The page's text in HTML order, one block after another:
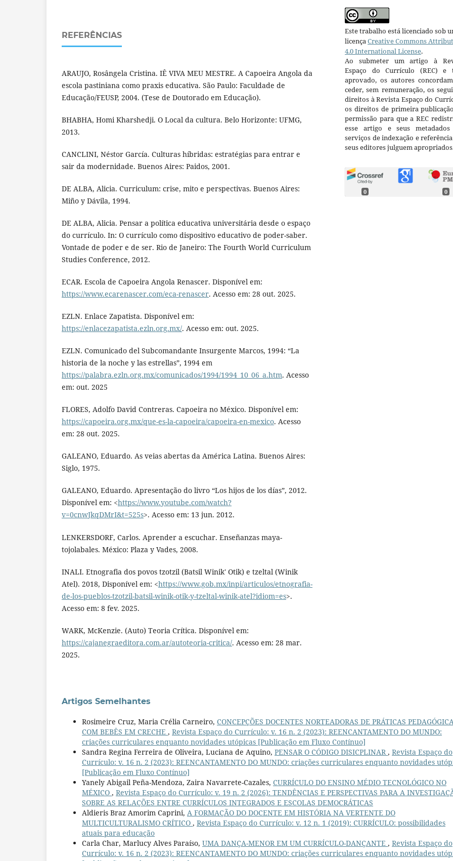
REFERÊNCIAS
ARAUJO, Rosângela Cristina. IÊ VIVA MEU MESTRE. A Capoeira Angola da
escola pastiniana como praxis educativa. São Paulo: Faculdade de
Educação/FEUSP, 2004. (Tese de Doutorado em Educação).
BHABHA, Homi Kharshedji. O Local da cultura. Belo Horizonte: UFMG,
2013.
CANCLINI, Néstor García. Culturas híbridas: estratégias para entrar e
sair da modernidade. Buenos Aires: Paidos, 2001.
DE ALBA, Alicia. Curriculum: crise, mito e perspectivas. Buenos Aires:
Miño y Dávila, 1994.
DE ALBA, Alicia. Pensar a política educativa universitária desde o espaço
do currículo. In: O currículo como dispositivo educativo de poder-saber.
Vontade de poder e de ser. Rio de Janeiro: The Fourth World Curriculum
Studies Conference, 2012.
ECAR. Escola de Capoeira Angola Renascer. Disponível em:
https://www.ecarenascer.com/eca-renascer. Acesso em: 28 out. 2025.
EZLN. Enlace Zapatista. Disponível em:
https://enlacezapatista.ezln.org.mx/. Acesso em: out. 2025.
EZLN. Comunicado del Subcomandante Insurgente Marcos, 1994: “La
historia de la noche y las estrellas”, 1994 em
https://palabra.ezln.org.mx/comunicados/1994/1994_10_06_a.htm. Acesso
em: out. 2025
FLORES, Adolfo David Contreras. Capoeira no México. Disponível em:
https://capoeira.org.mx/que-es-la-capoeira/capoeira-en-mexico. Acesso
em: 28 out. 2025.
GALEANO, Eduardo. As veias abertas da América Latina. Buenos Aires:
Siglo, 1975.
GALEANO, Eduardo. Apresentação do livro “Los hijos de los días”, 2012.
Disponível em: <https://www.youtube.com/watch?
v=0cnwJkqDMrI&t=525s>. Acesso em: 13 jun. 2012.
LENKERSDORF, Carlos. Aprender a escuchar. Enseñanzas maya-
tojolabales. México: Plaza y Vades, 2008.
INALI. Etnografia dos povos tzotzil (Batsil Winik' Otik) e tzeltal (Winik
Atel). 2018, Disponível em: <https://www.gob.mx/inpi/articulos/etnografia-
de-los-pueblos-tzotzil-batsil-winik-otik-y-tzeltal-winik-atel?idiom=es>.
Acesso em: 8 fev. 2025.
WARK, McKenzie. (Auto) Teoria Crítica. Disponível em:
https://cajanegraeditora.com.ar/autoteoria-critica/. Acesso em: 28 mar.
2025.
Este trabalho está licenciado sob
licençaCreative Commons
4.0 International License.
Ao submeter um artigo à
Espaço do Currículo (REC) e
aprovado, os autores
ceder, sem remuneração, os
direitos à Revista Espaço do
os direitos de primeira
permissão para que a REC
esse artigo e seus metadados
serviços de indexação e
seus editores julguem
0 0
Artigos Semelhantes
Rosimeire Cruz, Maria Crélia Carneiro, CONCEPÇÕES DOCENTES NORTEADORAS DE PRÁTICAS
COM BEBÊS EM CRECHE , Revista Espaço do Currículo: v. 16 n. 2 (2023): REENCANTAMENTO DO MUNDO:
criações curriculares enquanto novidades utópicas [Publicação em Fluxo Contínuo]
Sandra Regina Ferreira de Oliveira, Luciana de Aquino, PENSAR O CÓDIGO DISICPLINAR , Revista Espaço do
Currículo: v. 16 n. 2 (2023): REENCANTAMENTO DO MUNDO: criações curriculares enquanto novidades
[Publicação em Fluxo Contínuo]
Yanely Abigail Peña-Mendoza, Zaira Navarrete-Cazales, CURRÍCULO DO ENSINO MÉDIO TECNOLÓGICO NO
MÉXICO , Revista Espaço do Currículo: v. 19 n. 2 (2026): TENDÊNCIAS E PERSPECTIVAS PARA A
SOBRE AS RELAÇÕES ENTRE CURRÍCULOS INTEGRADOS E ESCOLAS DEMOCRÁTICAS
Aldieris Braz Amorim Caprini, A FORMAÇÃO DO DOCENTE EM HISTÓRIA NA VERTENTE DO
MULTICULTURALISMO CRÍTICO , Revista Espaço do Currículo: v. 12 n. 1 (2019): CURRÍCULO: possibilidades
atuais para educação
Carla Char, Marlucy Alves Paraíso, UMA DANÇA-MENOR EM UM CURRÍCULO-DANÇANTE , Revista Espaço do
Currículo: v. 16 n. 2 (2023): REENCANTAMENTO DO MUNDO: criações curriculares enquanto novidades